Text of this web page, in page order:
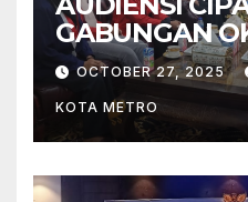
GABUNGAN
MAHASISWA
BERSAMA
OCTOBER 27, 2025
KOTA METRO